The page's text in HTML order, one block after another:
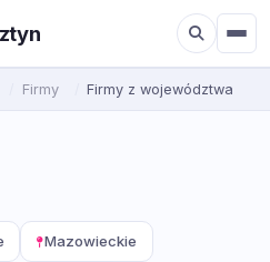
Firmy Firmy z województwa
Mazowieckie